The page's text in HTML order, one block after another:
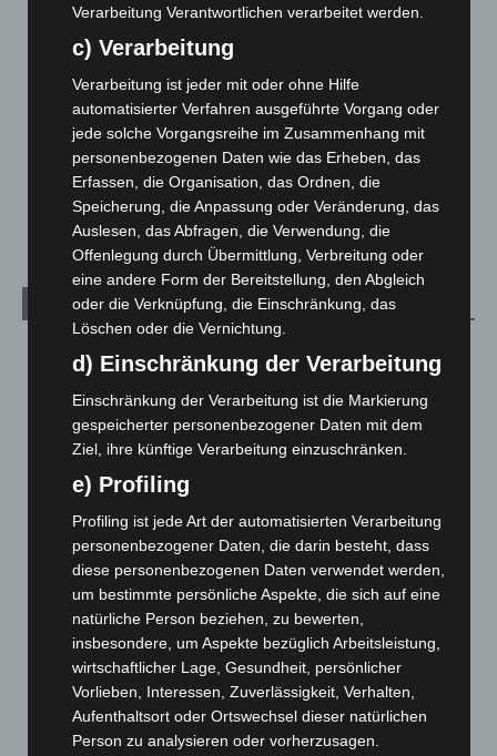
Hannover und Region
Langenhagen und Ortsteile
Leserbriefe
Menschen
Über uns
Veranstaltungen
1.269
Archiv
August 2026
Juni 2026(139)
Mai 2026 (99)
April 2026(99)
März 2026(115)
Februar 2026(109)
Januar 2026 (122)
Dezember 2025(103)
November 2025(114)
Oktober 2025(112)
September 2025(93)
August 2025(90)
Verarbeitung Verantwortlichen verarbeitet werden.
c) Verarbeitung
Verarbeitung ist jeder mit oder ohne Hilfe
automatisierter Verfahren ausgeführte Vorgang oder
jede solche Vorgangsreihe im Zusammenhang mit
personenbezogenen Daten wie das Erheben, das
Erfassen, die Organisation, das Ordnen, die
Speicherung, die Anpassung oder Veränderung, das
Auslesen, das Abfragen, die Verwendung, die
Offenlegung durch Übermittlung, Verbreitung oder
eine andere Form der Bereitstellung, den Abgleich
oder die Verknüpfung, die Einschränkung, das
Löschen oder die Vernichtung.
d) Einschränkung der Verarbeitung
Einschränkung der Verarbeitung ist die Markierung
gespeicherter personenbezogener Daten mit dem
Ziel, ihre künftige Verarbeitung einzuschränken.
e) Profiling
Profiling ist jede Art der automatisierten Verarbeitung
personenbezogener Daten, die darin besteht, dass
diese personenbezogenen Daten verwendet werden,
um bestimmte persönliche Aspekte, die sich auf eine
natürliche Person beziehen, zu bewerten,
insbesondere, um Aspekte bezüglich Arbeitsleistung,
wirtschaftlicher Lage, Gesundheit, persönlicher
Vorlieben, Interessen, Zuverlässigkeit, Verhalten,
Aufenthaltsort oder Ortswechsel dieser natürlichen
Person zu analysieren oder vorherzusagen.